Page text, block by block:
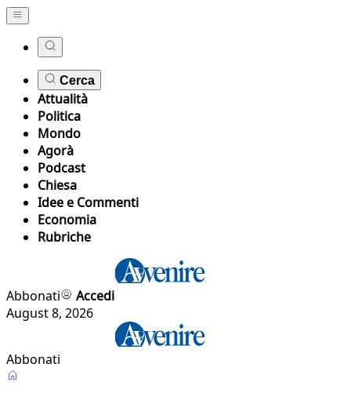
Cerca
Attualità
Politica
Mondo
Agorà
Podcast
Chiesa
Idee e Commenti
Economia
Rubriche
Abbonati
Accedi
August 8, 2026
Abbonati